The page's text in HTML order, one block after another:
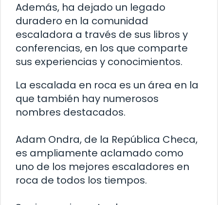
Además, ha dejado un legado
duradero en la comunidad
escaladora a través de sus libros y
conferencias, en los que comparte
sus experiencias y conocimientos.
La escalada en roca es un área en la
que también hay numerosos
nombres destacados.
Adam Ondra, de la República Checa,
es ampliamente aclamado como
uno de los mejores escaladores en
roca de todos los tiempos.